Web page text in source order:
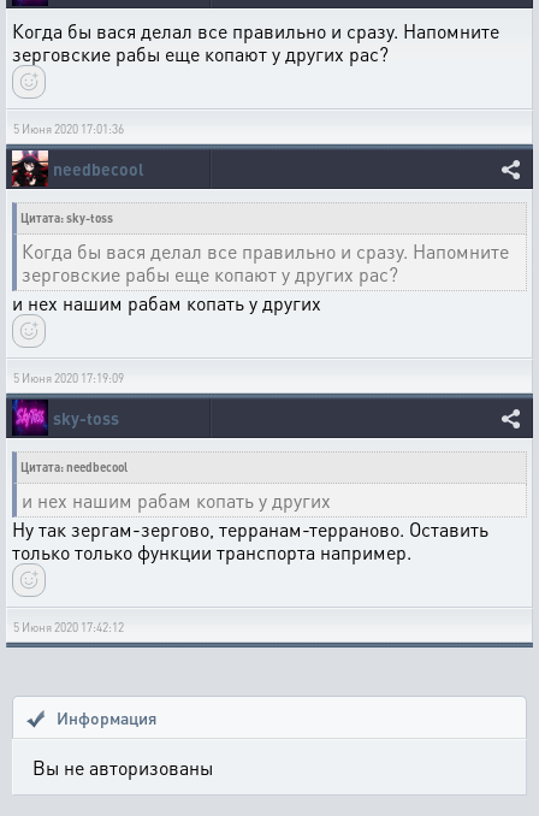
Когда бы вася делал все правильно и сразу. Напомните
зерговские рабы еще копают у других рас?
5 Июня 2020 17:01:36
needbecool
Цитата: sky-toss
Когда бы вася делал все правильно и сразу. Напомните
зерговские рабы еще копают у других рас?
и нех нашим рабам копать у других
5 Июня 2020 17:19:09
sky-toss
Цитата: needbecool
и нех нашим рабам копать у других
Ну так зергам-зергово, терранам-терраново. Оставить
только только функции транспорта например.
5 Июня 2020 17:42:12
Информация
Вы не авторизованы